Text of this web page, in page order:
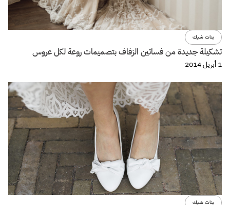
بنات شيك
تشكيلة جديدة من فساتين الزفاف بتصميمات روعة لكل عروس
1 أبريل 2014
بنات شيك